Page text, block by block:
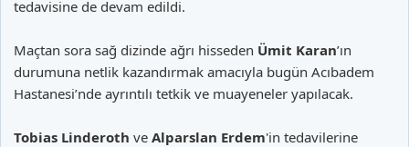
tedavisine de devam edildi.
Maçtan sora sağ dizinde ağrı hisseden Ümit Karan’ın
durumuna netlik kazandırmak amacıyla bugün Acıbadem
Hastanesi’nde ayrıntılı tetkik ve muayeneler yapılacak.
Tobias Linderoth ve Alparslan Erdem'in tedavilerine